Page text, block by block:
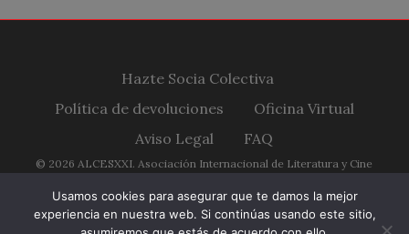
Hazte Socia Colectiva
Política de devoluciones
Oficina Virtual
Aviso Legal
FAQ
© 2026 ALCESXXI. Asociación Internacional de Literatura y Cine
twitter facebookyoutubeRSS instagram
Usamos cookies para asegurar que te damos la mejor
experiencia en nuestra web. Si continúas usando este sitio,